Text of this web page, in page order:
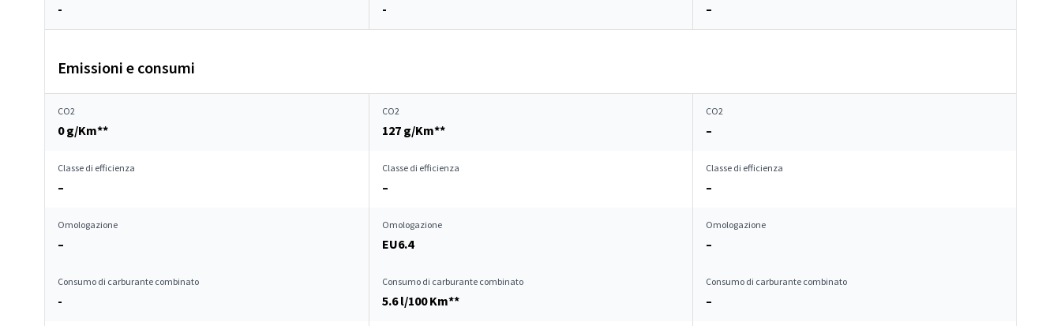
- - –
Emissioni e consumi
CO2
0 g/Km**
CO2
127 g/Km**
CO2
–
Classe di efficienza
–
Classe di efficienza
–
Classe di efficienza
–
Omologazione
–
Omologazione
EU6.4
Omologazione
–
Consumo di carburante combinato
-
Consumo di carburante combinato
5.6 l/100 Km**
Consumo di carburante combinato
–